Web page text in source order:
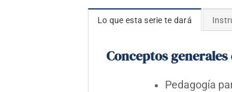
Lo que esta serie te dará
Conceptos
Pedagogía